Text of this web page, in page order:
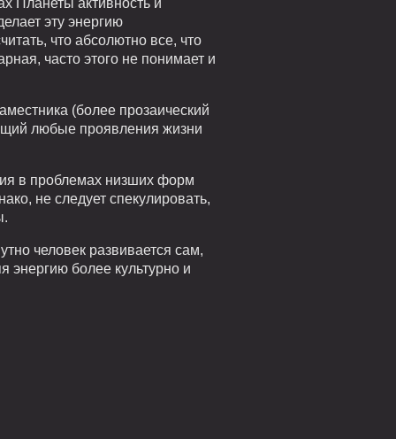
Планеты активность и
эту энергию
что абсолютно все, что
часто этого не понимает и
(более прозаический
любые проявления жизни
в проблемах низших форм
не следует спекулировать,
человек развивается сам,
энергию более культурно и